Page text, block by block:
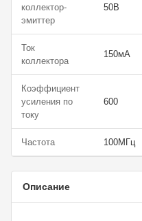
коллектор-
эмиттер
50В
Ток
коллектора
150мА
Коэффициент
усиления по
току
600
Частота 100МГц
Описание